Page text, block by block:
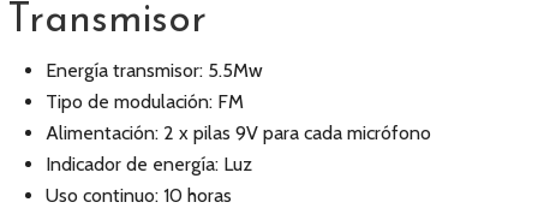
Transmisor
Energía transmisor: 5.5Mw
Tipo de modulación: FM
Alimentación: 2 x pilas 9V para cada micrófono
Indicador de energía: Luz
Uso continuo: 10 horas